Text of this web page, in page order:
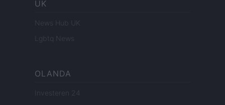
UK
News Hub UK
Lgbtq News
OLANDA
Investeren 24